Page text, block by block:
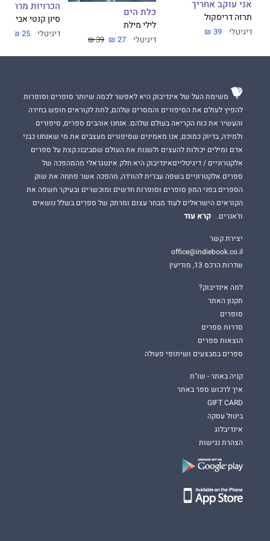
"חדשני... תערובת מוזרה של מלנכוליה, חוסר ציות למרות ורומנטיקה."
סירקוס
מעורר מחשבה ומותיר רושם עז.
דמות "מלאכותית" מורכבת, מרתקת ומעוררת פליאה.
אני עוקב אחריך
תרזה דריסקול
דיגיטלי 39 ₪
כלת הים
לילי מילת
דיגיטלי 27 ₪
39 ₪
הכרויות מרחוק
סיון קנטי אביטן
דיגיטלי 25 ₪
משימת העל של אינדיבוק היא לאפשר לכמה שיותר סופרים וסופרות
להפיץ לעולם את הסיפורים והמסרים שלהם, לתת לקוראים חופש בחירה
והעשיר את כוח הקריאה בעולם שלהם. אנחנו אוהבים ספרים, סיפורים
ולמידה, בדיוק כמוכם, אנו מאמינים שסיפורים מעצבים את מי שאנחנו כבני
אדם ומילים יכולות להעצים ולשנות את העולם שסביבנו.קצת על ספרים
אלקטרוניים / דיגיטלייםאינדיבוק היא חלק אינטגראלי מהמהפכה של
ספרים אלקטרוניים בשפה עברית להורדה, מהפכה אשר פתחה את שוק
הספרים בפני המון סופרים וסופרות חדשים ומוכשרים ובעיקר חשפה את
הקוראים הישראלים לעוד מבחר עצום ומרתק של ספרים בשלל נושאים
וז'אנרים.
קרא עוד
יצירת קשר
office@indiebook.co.il
שדרות הרכס 13, מודיעין
למה אינדיבוק?
תקנון האתר
סופרים
סדרות ספרים
הוצאות ספרים
ספרים במבצעים ושיתופי פעולה
קניה באתר - שו"ת
איך לרכוש ספר באתר
GIFT CARD
ביטול עסקה
אינדיבלוג
הצהרת נגישות